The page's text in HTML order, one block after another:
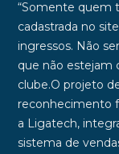
“Somente quem
cadastrada no
ingressos. Não
que não estejam
clube.O projeto
reconhecimento
a Ligatech,
sistema de